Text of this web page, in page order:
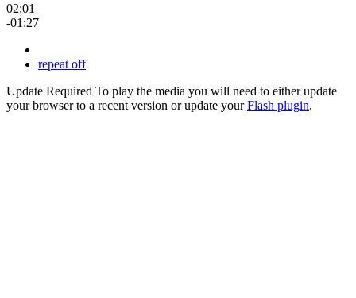
02:01
-01:27
repeat off
Update Required To play the media you will need to either update
your browser to a recent version or update yourFlash plugin.